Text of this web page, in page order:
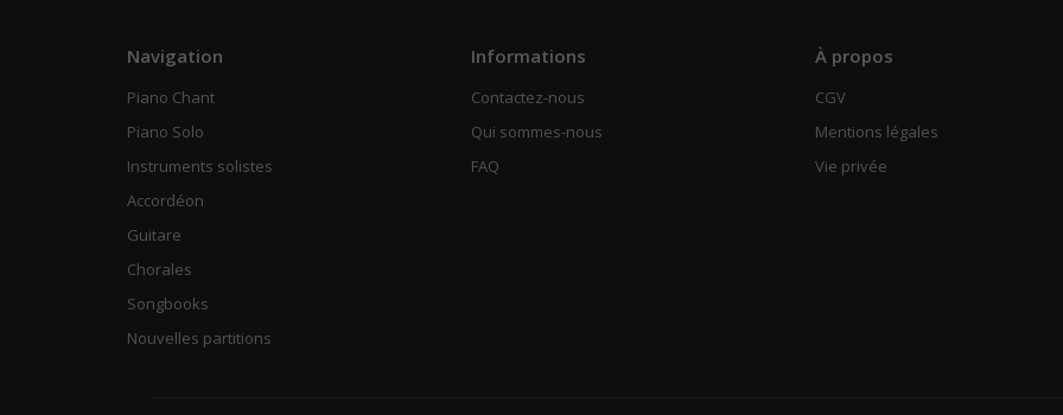
Navigation
Piano Chant
Piano Solo
Instruments solistes
Accordéon
Guitare
Chorales
Songbooks
Nouvelles partitions
Informations
Contactez-nous
Qui sommes-nous
FAQ
À propos
CGV
Mentions légales
Vie privée